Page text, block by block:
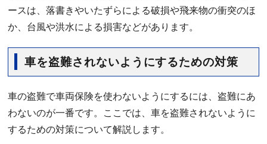
ースは、落書きやいたずらによる破損や飛来物の衝突のほ
か、台風や洪水による損害などがあります。
車を盗難されないようにするための対策
車の盗難で車両保険を使わないようにするには、盗難にあ
わないのが一番です。ここでは、車を盗難されないように
するための対策について解説します。